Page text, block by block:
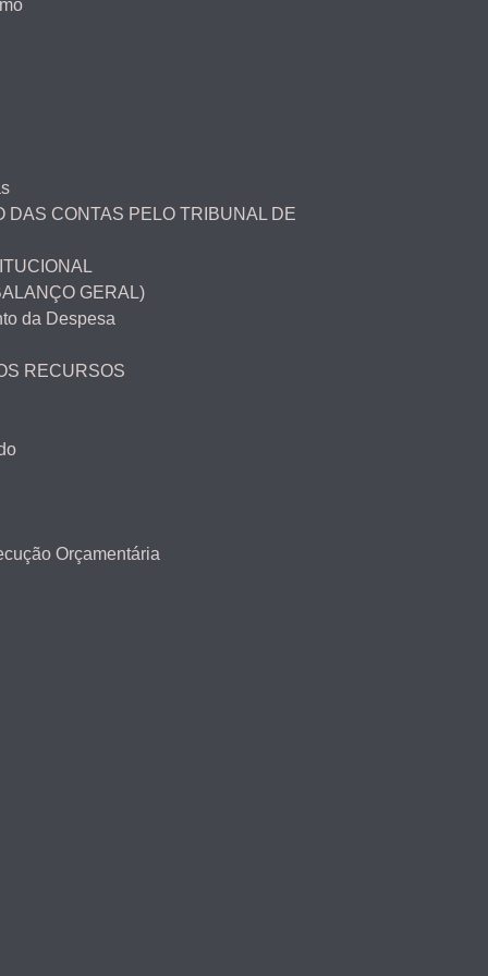
DAS CONTAS PELO TRIBUNAL DE
GERAL)
da Despesa
RECURSOS
Orçamentária